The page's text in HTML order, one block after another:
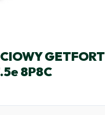
GETFORT
8P8C